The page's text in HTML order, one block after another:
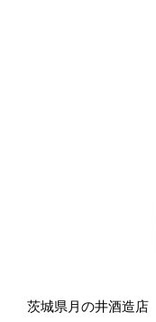
茨城県月の井酒造店